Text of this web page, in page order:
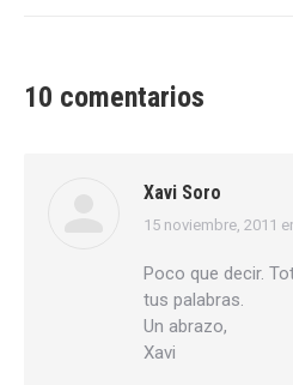
10 comentarios
Xavi Soro
dice:
15 noviembre, 2011
Poco que decir.
tus palabras.
Un abrazo,
Xavi